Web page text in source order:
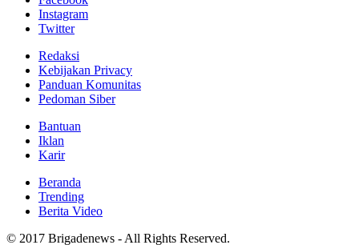
Instagram
Twitter
Redaksi
Kebijakan Privacy
Panduan Komunitas
Pedoman Siber
Bantuan
Iklan
Karir
Beranda
Trending
Berita Video
© 2017 Brigadenews - All Rights Reserved.